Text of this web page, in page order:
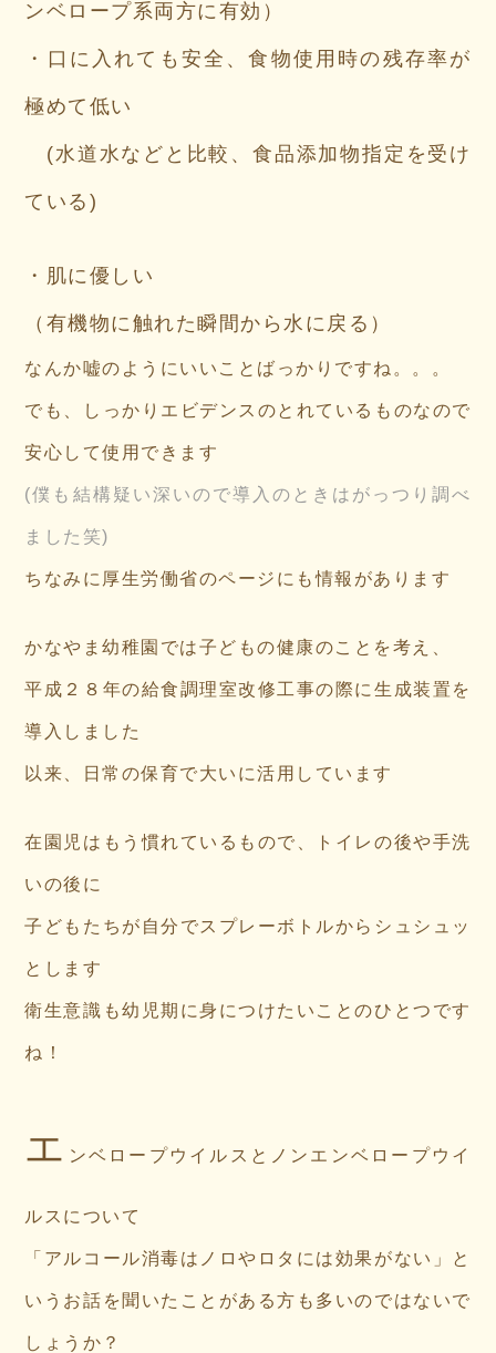
ンベロープ系両方に有効）
・口に入れても安全、食物使用時の残存率が
極めて低い
(水道水などと比較、食品添加物指定を受け
ている )
・肌に優しい
（有機物に触れた瞬間から水に戻る）
なんか嘘のようにいいことばっかりですね。。。
でも、しっかりエビデンスのとれているものなので
安心して使用できます
(僕も結構疑い深いので導入のときはがっつり調べ
ました笑)
ちなみに厚生労働省のページにも情報があります
かなやま幼稚園では子どもの健康のことを考え、
平成２８年の給食調理室改修工事の際に生成装置を
導入しました
以来、日常の保育で大いに活用しています
在園児はもう慣れているもので、トイレの後や手洗
いの後に
子どもたちが自分でスプレーボトルからシュシュッ
とします
衛生意識も幼児期に身につけたいことのひとつです
ね！
エ ンベロープウイルスとノンエンベロープウイ
ルスについて
「アルコール消毒はノロやロタには効果がない」と
いうお話を聞いたことがある方も多いのではないで
しょうか？